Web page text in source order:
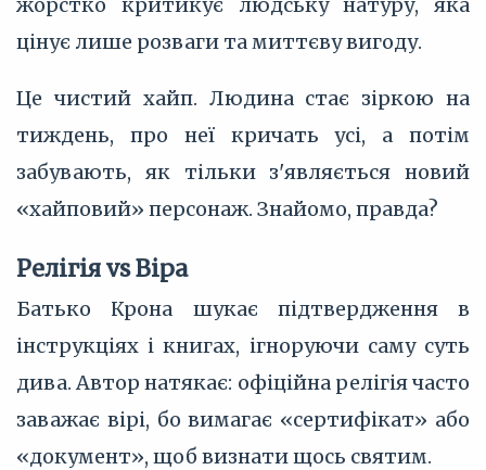
цінує лише розваги та миттєву вигоду.
Це чистий хайп. Людина стає зіркою на
тиждень, про неї кричать усі, а потім
забувають, як тільки з'являється новий
«хайповий» персонаж. Знайомо, правда?
Релігія vs Віра
Батько Крона шукає підтвердження в
інструкціях і книгах, ігноруючи саму суть
дива. Автор натякає: офіційна релігія часто
заважає вірі, бо вимагає «сертифікат» або
«документ», щоб визнати щось святим.